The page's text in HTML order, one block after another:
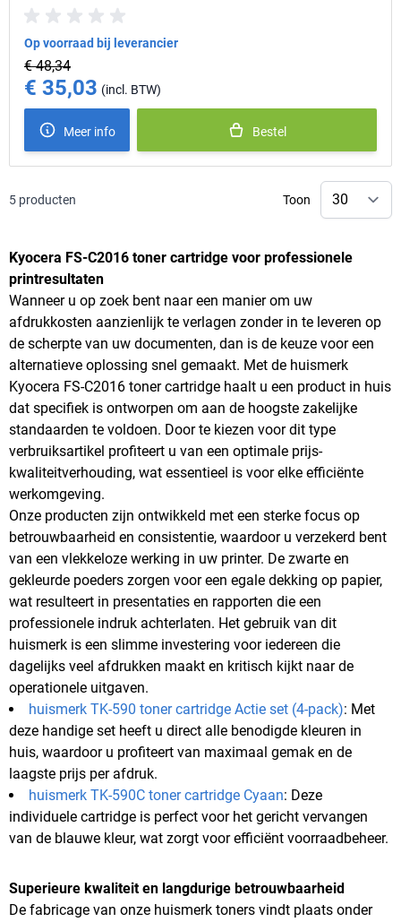
Op voorraad bij leverancier
€ 48,34
Special Price
€ 35,03
Meer info Bestel
5 producten Toon
Kyocera FS-C2016 toner cartridge voor professionele
printresultaten
Wanneer u op zoek bent naar een manier om uw
afdrukkosten aanzienlijk te verlagen zonder in te leveren op
de scherpte van uw documenten, dan is de keuze voor een
alternatieve oplossing snel gemaakt. Met de huismerk
Kyocera FS-C2016 toner cartridge haalt u een product in huis
dat specifiek is ontworpen om aan de hoogste zakelijke
standaarden te voldoen. Door te kiezen voor dit type
verbruiksartikel profiteert u van een optimale prijs-
kwaliteitverhouding, wat essentieel is voor elke efficiënte
werkomgeving.
Onze producten zijn ontwikkeld met een sterke focus op
betrouwbaarheid en consistentie, waardoor u verzekerd bent
van een vlekkeloze werking in uw printer. De zwarte en
gekleurde poeders zorgen voor een egale dekking op papier,
wat resulteert in presentaties en rapporten die een
professionele indruk achterlaten. Het gebruik van dit
huismerk is een slimme investering voor iedereen die
dagelijks veel afdrukken maakt en kritisch kijkt naar de
operationele uitgaven.
huismerk TK-590 toner cartridge Actie set (4-pack): Met
deze handige set heeft u direct alle benodigde kleuren in
huis, waardoor u profiteert van maximaal gemak en de
laagste prijs per afdruk.
huismerk TK-590C toner cartridge Cyaan: Deze
individuele cartridge is perfect voor het gericht vervangen
van de blauwe kleur, wat zorgt voor efficiënt voorraadbeheer.
Superieure kwaliteit en langdurige betrouwbaarheid
De fabricage van onze huismerk toners vindt plaats onder